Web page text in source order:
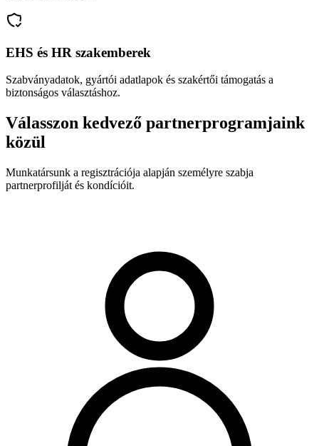
EHS és HR szakemberek
Szabványadatok, gyártói adatlapok és szakértői támogatás a
biztonságos választáshoz.
Válasszon kedvező partnerprogramjaink
közül
Munkatársunk a regisztrációja alapján személyre szabja
partnerprofilját és kondícióit.